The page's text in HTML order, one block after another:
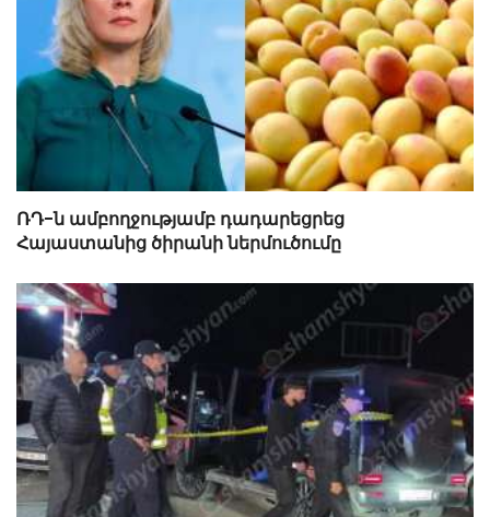
ՌԴ-ն ամբողջությամբ դադարեցրեց
Հայաստանից ծիրանի ներմուծումը